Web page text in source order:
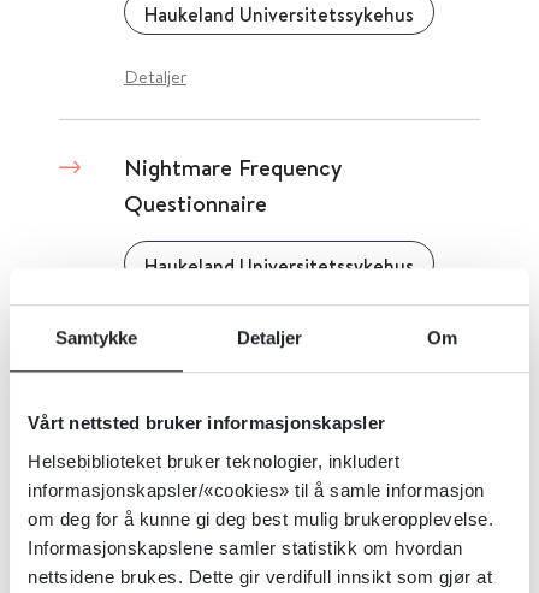
Samtykke Detaljer Om
Vårt nettsted bruker informasjonskapsler
Helsebiblioteket bruker teknologier, inkludert
informasjonskapsler/«cookies» til å samle informasjon
om deg for å kunne gi deg best mulig brukeropplevelse.
Informasjonskapslene samler statistikk om hvordan
nettsidene brukes. Dette gir verdifull innsikt som gjør at
Haukeland Universitetssykehus
Detaljer
Nightmare Frequency
Questionnaire
Haukeland Universitetssykehus
Norsk geriatrisk forenings side
med tester
Den norske legeforening
Detaljer